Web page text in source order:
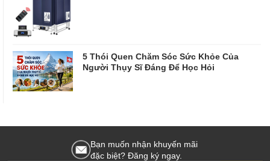
5 Thói Quen Chăm Sóc Sức Khỏe Của
Người Thụy Sĩ Đáng Để Học Hỏi
Bạn muốn nhận khuyến mãi
đặc biệt? Đăng ký ngay.